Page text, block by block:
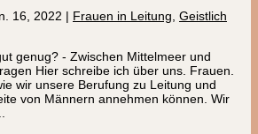
16, 2022 | Frauen in Leitung Geistlich
genug? - Zwischen Mittelmeer und
Hier schreibe ich über uns. Frauen.
wir unsere Berufung zu Leitung und
von Männern annehmen können. Wir